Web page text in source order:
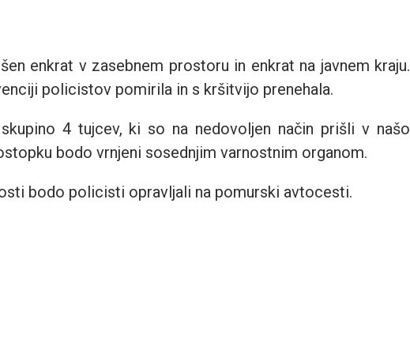
enkrat v zasebnem prostoru in enkrat na javnem kraju.
policistov pomirila in s kršitvijo prenehala.
4 tujcev, ki so na nedovoljen način prišli v našo
bodo vrnjeni sosednjim varnostnim organom.
bodo policisti opravljali na pomurski avtocesti.